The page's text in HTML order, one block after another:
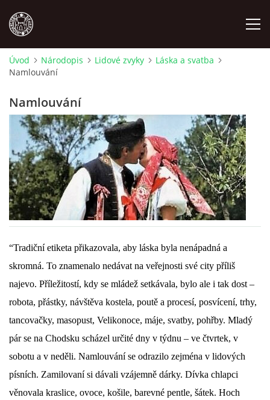
MÍSTOPIS
NÁRODOPIS
OSOBNOSTI
OSTATNÍ
ODKAZY
Kontakt:
tel. 773 916 275
info@domdej.cz
Úvod Národopis Lidové zvyky
Láska a svatba
Namlouvání
Namlouvání
“Tradiční etiketa přikazovala, aby láska byla nenápadná a
skromná. To znamenalo nedávat na veřejnosti své city příliš
najevo. Příležitostí, kdy se mládež setkávala, bylo ale i tak dost –
robota, přástky, návštěva kostela, poutě a procesí, posvícení, trhy,
tancovačky, masopust, Velikonoce, máje, svatby, pohřby. Mladý
pár se na Chodsku scházel určité dny v týdnu – ve čtvrtek, v
sobotu a v neděli. Namlouvání se odrazilo zejména v lidových
písních. Zamilovaní si dávali vzájemně dárky. Dívka chlapci
věnovala kraslice, ovoce, košile, barevné pentle, šátek. Hoch